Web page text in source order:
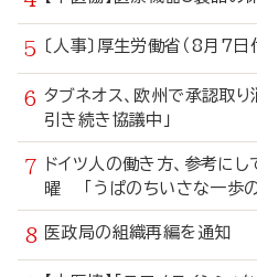
〔人事〕厚生労働省（8月7
タブネオス、欧州で承認取
引き続き協議中」
ドイツ人の働き方、参考
曜 「うぱのちいさな一歩の
医政局の組織再編を通知